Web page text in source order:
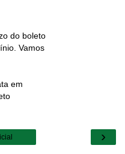
do boleto
Vamos
em
›